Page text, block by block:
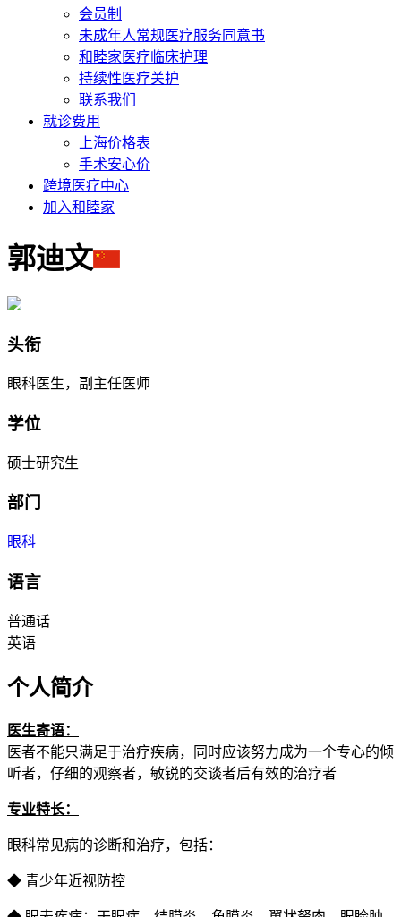
会员制
未成年人常规医疗服务同意书
和睦家医疗临床护理
持续性医疗关护
联系我们
就诊费用
上海价格表
手术安心价
跨境医疗中心
加入和睦家
郭迪文
头衔
眼科医生，副主任医师
学位
硕士研究生
部门
眼科
语言
普通话
英语
个人简介
医生寄语：
医者不能只满足于治疗疾病，同时应该努力成为一个专心的倾
听者，仔细的观察者，敏锐的交谈者后有效的治疗者
专业特长：
眼科常见病的诊断和治疗，包括：
◆ 青少年近视防控